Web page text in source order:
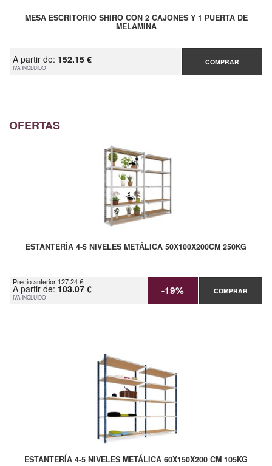
MESA ESCRITORIO SHIRO CON 2 CAJONES Y 1 PUERTA DE
MELAMINA
A partir de: 152.15 €
IVA INCLUIDO
COMPRAR
OFERTAS
ESTANTERÍA 4-5 NIVELES METÁLICA 50X100X200CM 250KG
Precio anterior 127.24 €
A partir de: 103.07 €
IVA INCLUIDO -19% COMPRAR
ESTANTERÍA 4-5 NIVELES METÁLICA 60X150X200 CM 105KG